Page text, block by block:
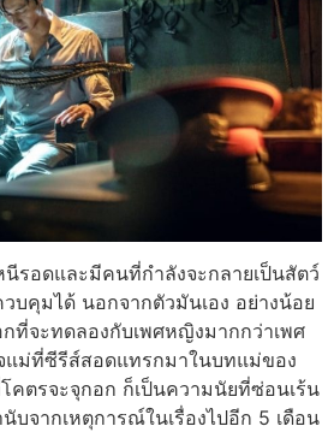
รอดและมีคนที่กำลังจะกลายเป็นสัตว์
บคุมได้ นอกจากตัวมันเอง อย่างน้อย
ที่จะทดลองกับเพศหญิงมากกว่าเพศ
แม่ที่ซีรีส์สอดแทรกมาในบทแม่ของ
ตรจะจุกอก ก็เป็นความนัยที่ซ่อนเร้น
บจากเหตุการณ์ในเรื่องไปอีก 5 เดือน